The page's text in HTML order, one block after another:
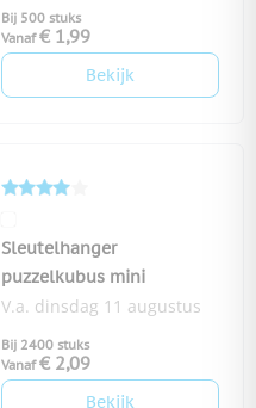
Bij 500 stuks
Vanaf € 1,99
Bekijk
Sleutelhanger
puzzelkubus mini
V.a. dinsdag 11 augustus
Bij 2400 stuks
Vanaf € 2,09
Bekijk